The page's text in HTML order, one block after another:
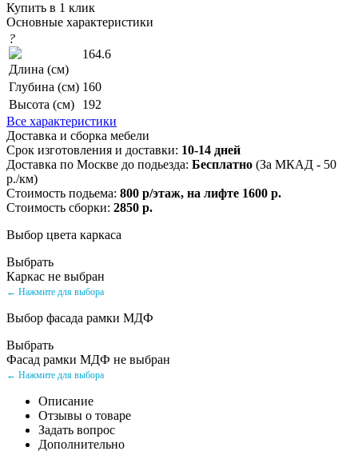
Купить в 1 клик
Основные характеристики
?
Длина (см)
164.6
Глубина (см) 160
Высота (см)
192
Все характеристики
Доставка и сборка мебели
Срок изготовления и доставки: 10-14 дней
Доставка по Москве до подьезда: Бесплатно (За МКАД - 50
р./км)
Стоимость подьема: 800 р/этаж, на лифте 1600 р.
Стоимость сборки: 2850 р.
Выбор цвета каркаса
Выбрать
Каркас не выбран
← Нажмите для выбора
Выбор фасада рамки МДФ
Выбрать
Фасад рамки МДФ не выбран
← Нажмите для выбора
Описание
Отзывы о товаре
Задать вопрос
Дополнительно